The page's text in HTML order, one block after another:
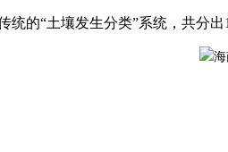
的“土壤发生分类”系统，共分